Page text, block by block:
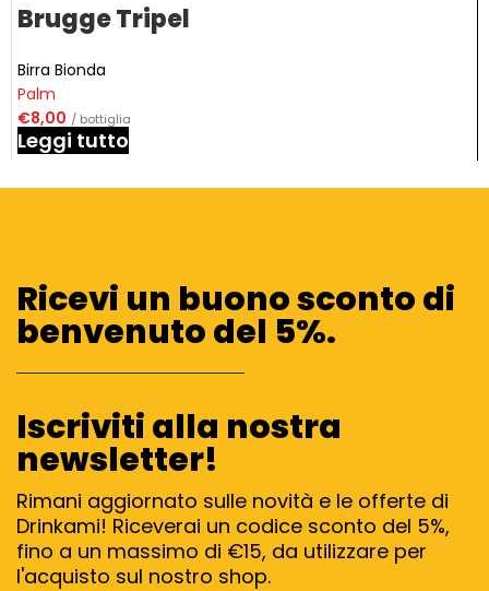
Brugge Tripel
Birra Bionda
Palm
€8,00 / bottiglia
Leggi tutto
Ricevi un buono sconto di
benvenuto del 5%.
Iscriviti alla nostra
newsletter!
Rimani aggiornato sulle novità e le offerte di
Drinkami! Riceverai un codice sconto del 5%,
fino a un massimo di €15, da utilizzare per
l'acquisto sul nostro shop.